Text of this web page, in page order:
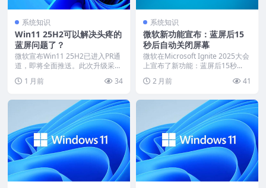
系统知识
Win11 25H2可以解决头疼的
蓝屏问题了？
微软宣布Win11 25H2已进入PR通
道，即将全面推送。此次升级采用
1 月前 34
系统知识
微软新功能宣布：蓝屏后15
秒后自动关闭屏幕
微软在Microsoft Ignite 2025大会
上宣布了新功能：蓝屏后15秒...
2 月前
41